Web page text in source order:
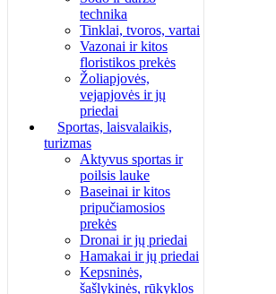
technika
Tinklai, tvoros, vartai
Vazonai ir kitos
floristikos prekės
Žoliapjovės,
vejapjovės ir jų
priedai
Sportas, laisvalaikis,
turizmas
Aktyvus sportas ir
poilsis lauke
Baseinai ir kitos
pripučiamosios
prekės
Dronai ir jų priedai
Hamakai ir jų priedai
Kepsninės,
šašlykinės, rūkyklos